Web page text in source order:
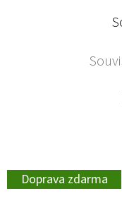
Doprava zdarma